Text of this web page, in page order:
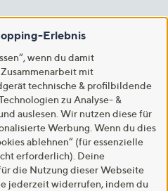
Erlebnis
wenn du damit
mit
technische & profilbildende
zu Analyse- &
auslesen. Wir nutzen diese für
Werbung. Wenn du dies
ablehnen“ (für essenzielle
erforderlich). Deine
die Nutzung dieser Webseite
jederzeit widerrufen, indem du